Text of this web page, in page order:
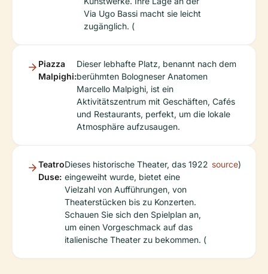
Via Ugo Bassi macht sie leicht
zugänglich. (
Piazza
Malpighi:
Dieser lebhafte Platz, benannt nach dem
berühmten Bologneser Anatomen
Marcello Malpighi, ist ein
Aktivitätszentrum mit Geschäften, Cafés
und Restaurants, perfekt, um die lokale
Atmosphäre aufzusaugen.
Teatro
Duse:
Dieses historische Theater, das 1922
eingeweiht wurde, bietet eine
Vielzahl von Aufführungen, von
Theaterstücken bis zu Konzerten.
Schauen Sie sich den Spielplan an,
um einen Vorgeschmack auf das
italienische Theater zu bekommen. (
source)